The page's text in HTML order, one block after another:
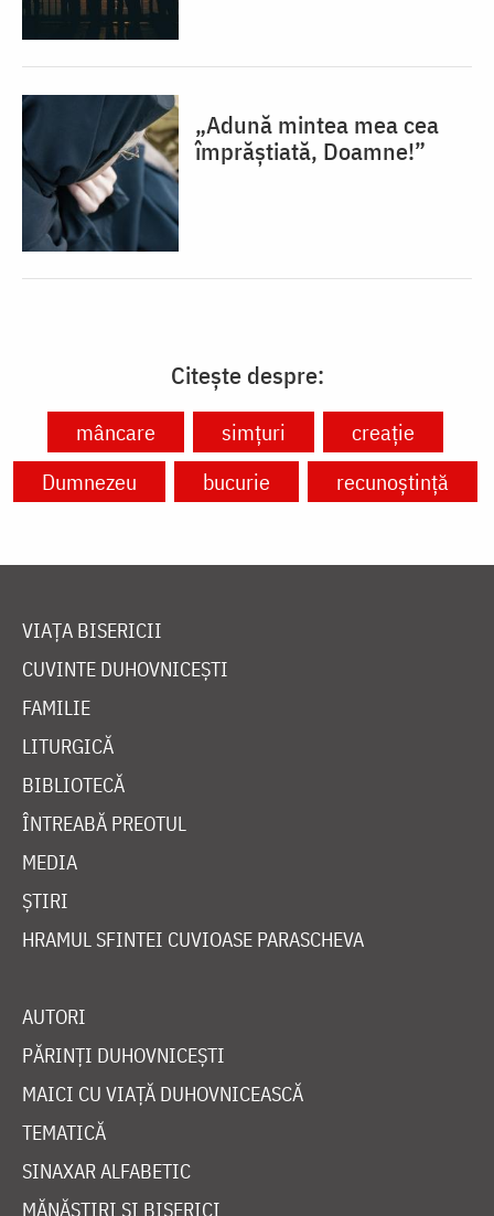
„Adună mintea mea cea
împrăștiată, Doamne!”
Citește despre:
mâncare simțuri
creație
Dumnezeu
bucurie recunoștință
VIAȚA BISERICII
CUVINTE DUHOVNICEȘTI
FAMILIE
LITURGICĂ
BIBLIOTECĂ
ÎNTREABĂ PREOTUL
MEDIA
ȘTIRI
HRAMUL SFINTEI CUVIOASE PARASCHEVA
AUTORI
PĂRINȚI DUHOVNICEȘTI
MAICI CU VIAȚĂ DUHOVNICEASCĂ
TEMATICĂ
SINAXAR ALFABETIC
MĂNĂSTIRI ȘI BISERICI